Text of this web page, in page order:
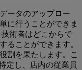
ータのアップロー
に行うことができま
術者はどこからで
ることができます。
割を果たします。こ
定し、店内の従業員